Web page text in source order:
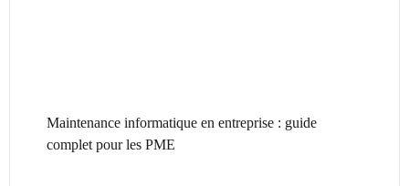
Maintenance informatique en entreprise : guide
complet pour les PME